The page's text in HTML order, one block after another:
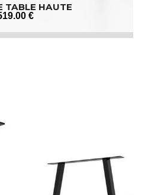
TABLE HAUTE
.00 €